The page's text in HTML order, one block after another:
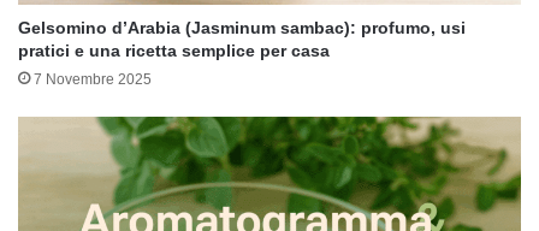
Gelsomino d’Arabia (Jasminum sambac): profumo, usi
pratici e una ricetta semplice per casa
7 Novembre 2025